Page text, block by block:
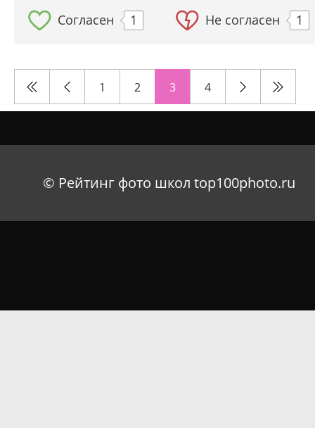
Согласен 1 Не согласен 1
1 2 3 4
© Рейтинг фото школ top100photo.ru